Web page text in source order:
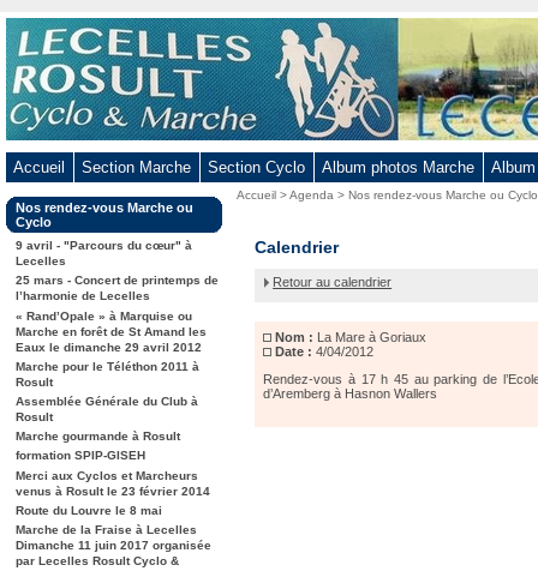
Aller
au
contenu
-
Aller
menu
principal
-
Aller
la
recherche
Accueil Section Marche Section Cyclo Album photos Marche
Dans
la
rubrique
:
Nos rendez-vous Marche ou
Cyclo
9 avril - "Parcours du cœur" à
Lecelles
25 mars - Concert de printemps de
l’harmonie de Lecelles
« Rand’Opale » à Marquise ou
Marche en forêt de St Amand les
Eaux le dimanche 29 avril 2012
Marche pour le Téléthon 2011 à
Rosult
Assemblée Générale du Club à
Rosult
Marche gourmande à Rosult
formation SPIP-GISEH
Merci aux Cyclos et Marcheurs
venus à Rosult le 23 février 2014
Route du Louvre le 8 mai
Marche de la Fraise à Lecelles
Dimanche 11 juin 2017 organisée
par Lecelles Rosult Cyclo &
Vous
Accueil >Agenda>Nos rendez-vous Marche ou Cyclo
La
Calendrier
Retour au calendrier
Nom : La Mare à Goriaux
Date : 4/04/2012
Rendez-vous à 17 h 45 au parking de
d’Aremberg à Hasnon Wallers